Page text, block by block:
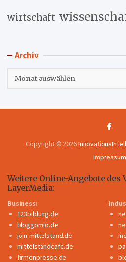
wirtschaft
Archiv
Copyright © 2026
Impressum
Weitere Online-Angebote des
LayerMedia:
Business:
123bildung.de
bloggomio.de
join-mittelstand.de
mittelstandcafe.de
firmenpresse.de